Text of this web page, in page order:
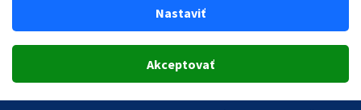
Nastaviť
Akceptovať